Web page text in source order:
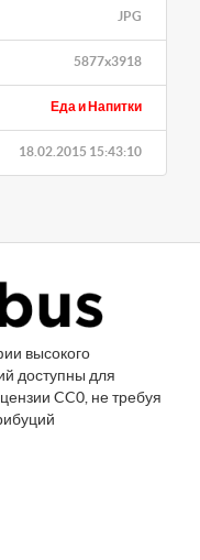
JPG
5877x3918
Еда и Напитки
18.02.2015 15:43:10
высокого
доступны для
CC0, не требуя